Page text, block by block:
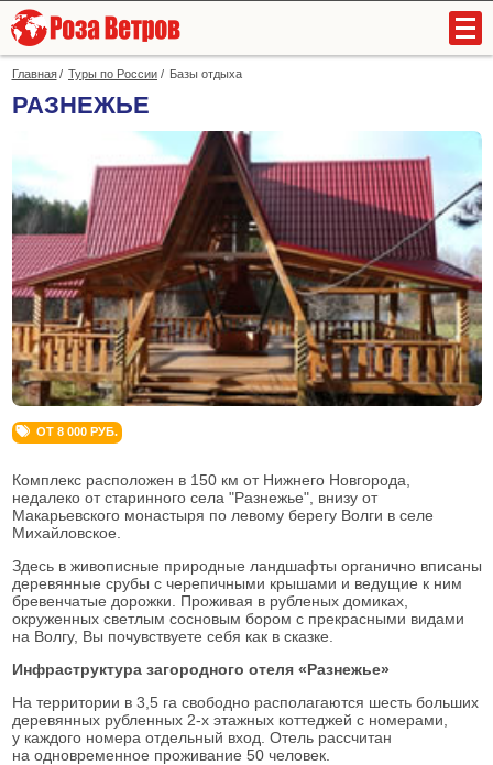
+7
(831)
419-
94-
94
О компании
Зарубежные туры
Туры по России
Туры в Н.Новгород
Контакты
Главная Туры по России Базы отдыха
РАЗНЕЖЬЕ
ОТ 8 000 РУБ.
Комплекс расположен в 150 км от Нижнего Новгорода,
недалеко от старинного села "Разнежье", внизу от
Макарьевского монастыря по левому берегу Волги в селе
Михайловское.
Здесь в живописные природные ландшафты органично вписаны
деревянные срубы с черепичными крышами и ведущие к ним
бревенчатые дорожки. Проживая в рубленых домиках,
окруженных светлым сосновым бором с прекрасными видами
на Волгу, Вы почувствуете себя как в сказке.
Инфраструктура загородного отеля «Разнежье»
На территории в 3,5 га свободно располагаются шесть больших
деревянных рубленных 2-х этажныхкоттеджей с номерами,
у каждого номера отдельный вход. Отель рассчитан
на одновременное проживание 50 человек.